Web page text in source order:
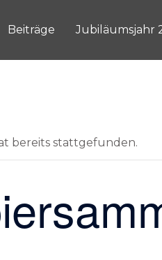
Beiträge Jubiläumsjahr
bereits stattgefunden.